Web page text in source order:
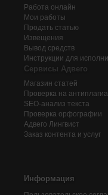
Работа онлайн
Мои работы
Продать статью
Извещения
Вывод средств
Инструкции для
Сервисы Адвего
Магазин статей
Проверка на
SEO-анализ текста
Проверка орфографии
Адвего Лингвист
Заказ контента и услуг
Информация